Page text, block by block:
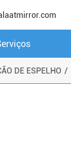
DE ESPELHO